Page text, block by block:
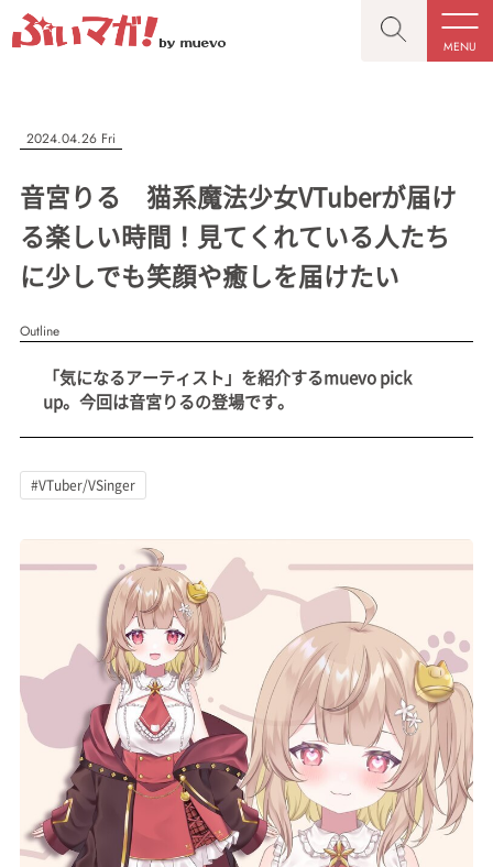
MENU
CLOSE
記事を検索する
#VTuber/VSinger #男性 #女性 #バ美肉 #男の娘
#獣系 #動物系 #企業公式 #個人勢
CLOSE
“推しへの応援を形にする”VTuber専門メディア
記事一覧
プレスリリース一覧
会社概要
お問い合わせ
ログイン
muevoクラウドファンディング
muevoコミュニティ
ぶいクラ！by muevo
FUKAKACHI+
2024.04.26 Fri
音宮りる 猫系魔法少女VTuberが届け
る楽しい時間！見てくれている人たち
に少しでも笑顔や癒しを届けたい
Outline
「気になるアーティスト」を紹介するmuevo pick
up。今回は音宮りるの登場です。
#VTuber/VSinger